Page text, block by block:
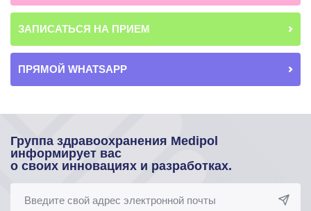
ЗАПИСАТЬСЯ НА ПРИЕМ
ПРЯМОЙ WHATSAPP
Группа здравоохранения Medipol
информирует вас
о своих инновациях и разработках.